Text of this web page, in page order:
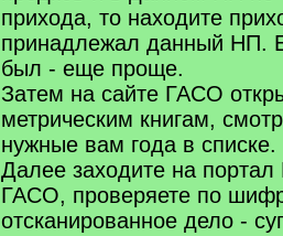
прихода, то находите
принадлежал данный НП.
был - еще проще.
Затем на сайте ГАСО
метрическим книгам,
нужные вам года в списке.
Далее заходите на портал
ГАСО, проверяете по
отсканированное дело -